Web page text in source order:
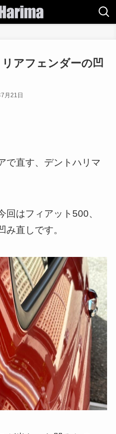
アフェンダーの凹
月21日
で直す、デントハリマ
回はフィアット500、
み直しです。